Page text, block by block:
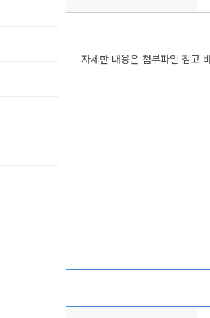
자세한 내용은 첨부파일 참고